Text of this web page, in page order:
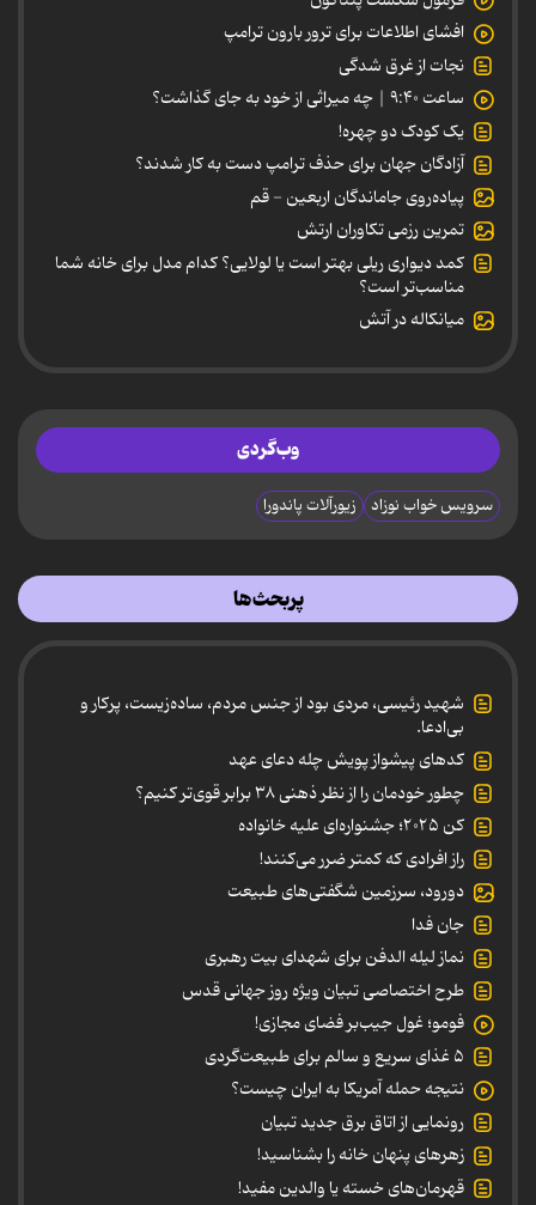
افشای اطلاعات برای ترور بارون ترامپ
نجات از غرق شدگی
ساعت ۹:۴۰ | چه میراثی از خود به جای گذاشت؟
یک کودک دو چهره!
آزادگان جهان برای حذف ترامپ دست به کار شدند؟
پیاده‌روی جاماندگان اربعین - قم
تمرین رزمی تکاوران ارتش
کمد دیواری ریلی بهتر است یا لولایی؟ کدام مدل برای خانه شما
مناسب‌تر است؟
میانکاله در آتش
وب‌گردی
سرویس خواب نوزاد زیورآلات پاندورا
پربحث‌ها
شهید رئیسی، مردی بود از جنس مردم، ساده‌زیست، پرکار و
بی‌ادعا.
کدهای پیشواز پویش چله دعای عهد
چطور خودمان را از نظر ذهنی ۳۸ برابر قوی‌تر کنیم؟
کن ۲۰۲۵؛ جشنواره‌ای علیه خانواده
راز افرادی که کمتر ضرر می‌کنند!
دورود، سرزمین شگفتی‌های طبیعت
جان فدا
نماز لیله الدفن برای شهدای بیت رهبری
طرح اختصاصی تبیان ویژه روز جهانی قدس
فومو؛ غول جیب‌بر فضای مجازی!
۵ غذای سریع و سالم برای طبیعت‌گردی
نتیجه حمله آمریکا به ایران چیست؟
رونمایی از اتاق برق جدید تبیان
زهرهای پنهان خانه را بشناسید!
قهرمان‌های خسته یا والدین مفید!